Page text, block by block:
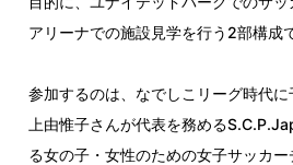
アリーナでの施設見学を行う2部構成
参加するのは、なでしこリーグ時代
上由惟子さんが代表を務める
る女の子・女性のための女子サッカ